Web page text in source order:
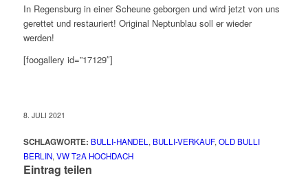
In Regensburg in einer Scheune geborgen und wird jetzt von uns
gerettet und restauriert! Original Neptunblau soll er wieder
werden!
[foogallery id=”17129″]
8. JULI 2021
SCHLAGWORTE: BULLI-HANDEL , BULLI-VERKAUF, OLD BULLI
BERLIN, VW T2A HOCHDACH
Eintrag teilen